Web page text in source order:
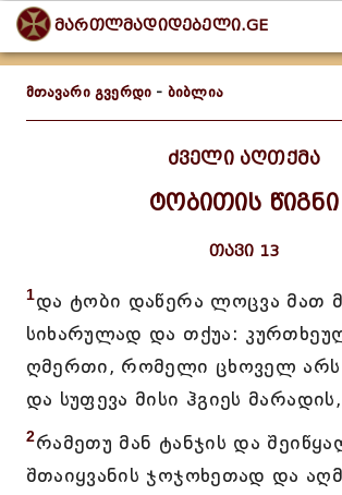
მართლმადიდებელი.GE
მთავარი გვერდი - ბიბლია
ძველი აღთქმა
ტობითის წიგნი
თავი 13
1და ტობი დაწერა ლოცვა მათ
სიხარულად და თქუა:
ღმერთი, რომელი ცხოველ არს
და სუფევა მისი ჰგიეს მარადის,
2რამეთუ მან ტანჯის და
შთაიყვანის ჯოჯოხეთად და